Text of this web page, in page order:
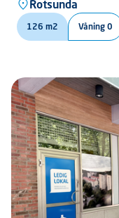
Rotsunda
126 m2 Våning 0